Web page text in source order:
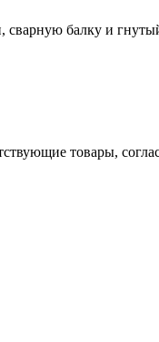
сварную балку и
товары,